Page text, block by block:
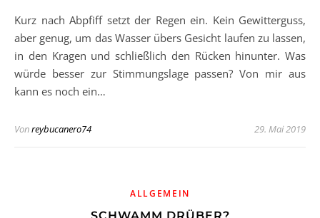
Kurz nach Abpfiff setzt der Regen ein. Kein Gewitterguss,
aber genug, um das Wasser übers Gesicht laufen zu lassen,
in den Kragen und schließlich den Rücken hinunter. Was
würde besser zur Stimmungslage passen? Von mir aus
kann es noch ein…
Vonreybucanero74 29. Mai 2019
ALLGEMEIN